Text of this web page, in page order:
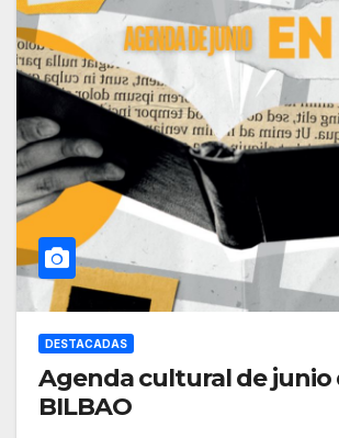
DESTACADAS
Agenda cultural de junio
BILBAO